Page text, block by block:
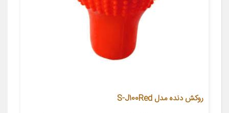
روکش دنده مدل S-J100Red